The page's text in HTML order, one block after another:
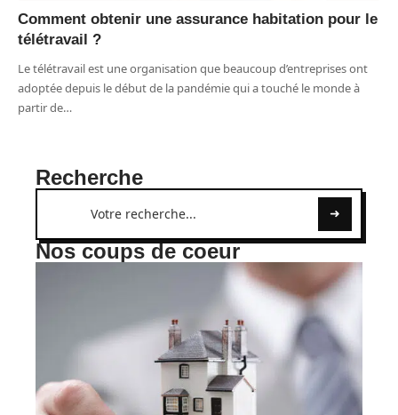
Comment obtenir une assurance habitation pour le
télétravail ?
Le télétravail est une organisation que beaucoup d’entreprises ont
adoptée depuis le début de la pandémie qui a touché le monde à
partir de…
Recherche
Nos coups de coeur